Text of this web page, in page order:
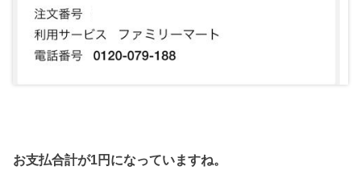
お支払合計が1円になっていますね。